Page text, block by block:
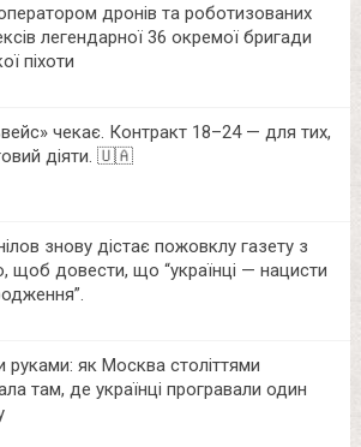
дронів та роботизованих
легендарної 36 окремої бригади
піхоти
чекає. Контракт 18–24 — для тих,
діяти. 🇺🇦
знову дістає пожовклу газету з
щоб довести, що “українці — нацисти
руками: як Москва століттями
там, де українці програвали один